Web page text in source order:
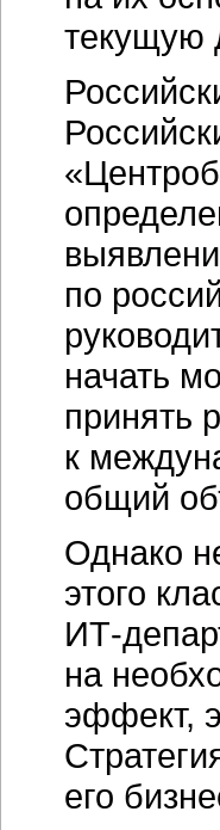
текущую
по
начать
принять
к
общий
Однако
этого
ИТ-
на
эффект,
его